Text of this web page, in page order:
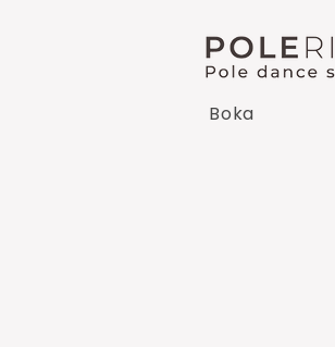
Boka